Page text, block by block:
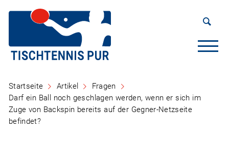
Startseite Artikel
Fragen
Darf ein Ball noch geschlagen werden, wenn er sich im
Zuge von Backspin bereits auf der Gegner-Netzseite
befindet?